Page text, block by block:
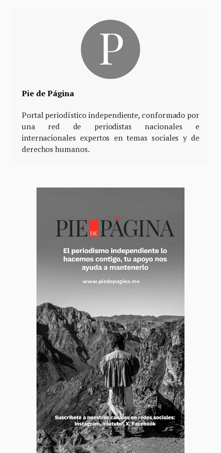
Pie de Página
Portal periodístico independiente, conformado por
una red de periodistas nacionales e
internacionales expertos en temas sociales y de
derechos humanos.